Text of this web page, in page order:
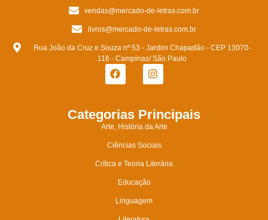
vendas@mercado-de-letras.com.br
livros@mercado-de-letras.com.br
Rua João da Cruz e Souza nº 53 - Jardim Chapadão - CEP 13070-
116 - Campinas/ São Paulo
Categorias Principais
Arte, História da Arte
Ciências Sociais
Crítica e Teoria Literária
Educação
Linguagem